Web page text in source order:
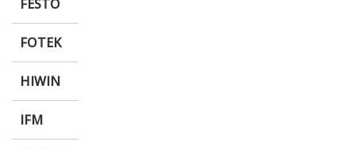
FESTO
FOTEK
HIWIN
IFM